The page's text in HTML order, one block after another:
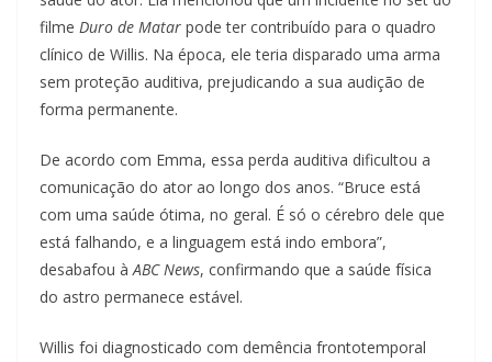
filme Duro de Matar pode ter contribuído para o quadro
clínico de Willis. Na época, ele teria disparado uma arma
sem proteção auditiva, prejudicando a sua audição de
forma permanente.
De acordo com Emma, essa perda auditiva dificultou a
comunicação do ator ao longo dos anos. “Bruce está
com uma saúde ótima, no geral. É só o cérebro dele que
está falhando, e a linguagem está indo embora”,
desabafou àABC News, confirmando que a saúde física
do astro permanece estável.
Willis foi diagnosticado com demência frontotemporal